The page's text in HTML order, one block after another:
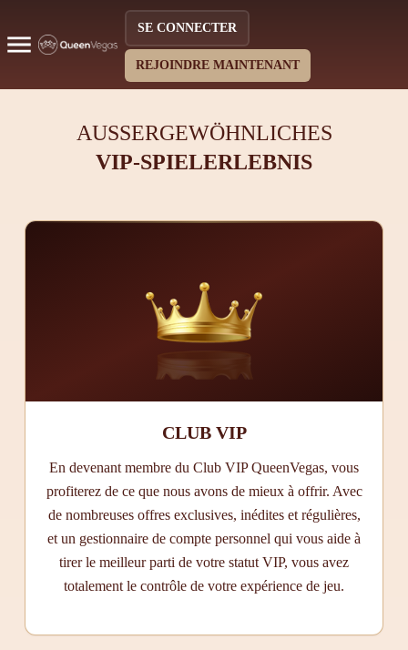
SE CONNECTER
REJOINDRE MAINTENANT
AUSSERGEWÖHNLICHES
VIP-SPIELERLEBNIS
CLUB VIP
En devenant membre du Club VIP QueenVegas, vous
profiterez de ce que nous avons de mieux à offrir. Avec
de nombreuses offres exclusives, inédites et régulières,
et un gestionnaire de compte personnel qui vous aide à
tirer le meilleur parti de votre statut VIP, vous avez
totalement le contrôle de votre expérience de jeu.